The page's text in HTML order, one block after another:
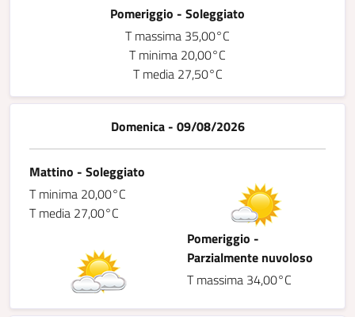
Pomeriggio - Soleggiato
T massima 35,00°C
T minima 20,00°C
T media 27,50°C
Domenica - 09/08/2026
Mattino - Soleggiato
T minima 20,00°C
T media 27,00°C
Pomeriggio -
Parzialmente nuvoloso
T massima 34,00°C